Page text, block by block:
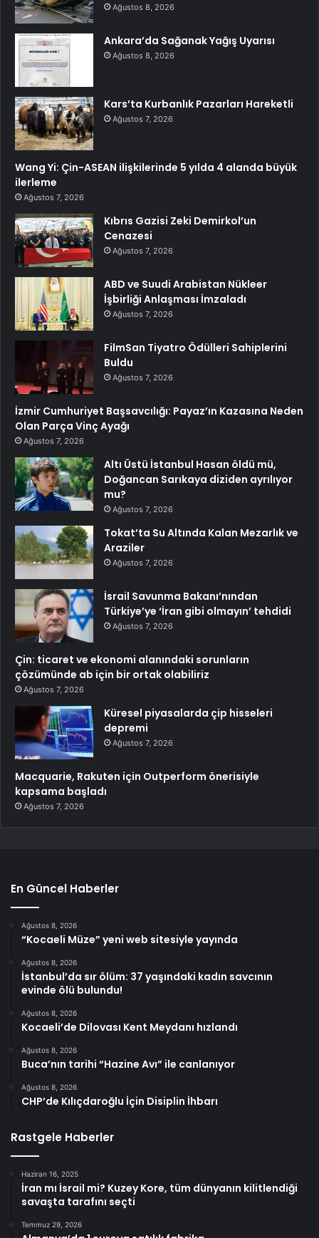
Ağustos 8, 2026
Ankara’da Sağanak Yağış Uyarısı
Ağustos 8, 2026
Kars’ta Kurbanlık Pazarları Hareketli
Ağustos 7, 2026
Wang Yi: Çin-ASEAN ilişkilerinde 5 yılda 4 alanda büyük
ilerleme
Ağustos 7, 2026
Kıbrıs Gazisi Zeki Demirkol’un
Cenazesi
Ağustos 7, 2026
ABD ve Suudi Arabistan Nükleer
İşbirliği Anlaşması İmzaladı
Ağustos 7, 2026
FilmSan Tiyatro Ödülleri Sahiplerini
Buldu
Ağustos 7, 2026
İzmir Cumhuriyet Başsavcılığı: Payaz’ın Kazasına Neden
Olan Parça Vinç Ayağı
Ağustos 7, 2026
Altı Üstü İstanbul Hasan öldü mü,
Doğancan Sarıkaya diziden ayrılıyor
mu?
Ağustos 7, 2026
Tokat’ta Su Altında Kalan Mezarlık ve
Araziler
Ağustos 7, 2026
İsrail Savunma Bakanı’nından
Türkiye’ye ‘İran gibi olmayın’ tehdidi
Ağustos 7, 2026
Çin: ticaret ve ekonomi alanındaki sorunların
çözümünde ab için bir ortak olabiliriz
Ağustos 7, 2026
Küresel piyasalarda çip hisseleri
depremi
Ağustos 7, 2026
Macquarie, Rakuten için Outperform önerisiyle
kapsama başladı
Ağustos 7, 2026
En Güncel Haberler
Ağustos 8, 2026
“Kocaeli Müze” yeni web sitesiyle yayında
Ağustos 8, 2026
İstanbul’da sır ölüm: 37 yaşındaki kadın savcının
evinde ölü bulundu!
Ağustos 8, 2026
Kocaeli’de Dilovası Kent Meydanı hızlandı
Ağustos 8, 2026
Buca’nın tarihi “Hazine Avı” ile canlanıyor
Ağustos 8, 2026
CHP’de Kılıçdaroğlu İçin Disiplin İhbarı
Rastgele Haberler
Haziran 16, 2025
İran mı İsrail mi? Kuzey Kore, tüm dünyanın kilitlendiği
savaşta tarafını seçti
Temmuz 29, 2026